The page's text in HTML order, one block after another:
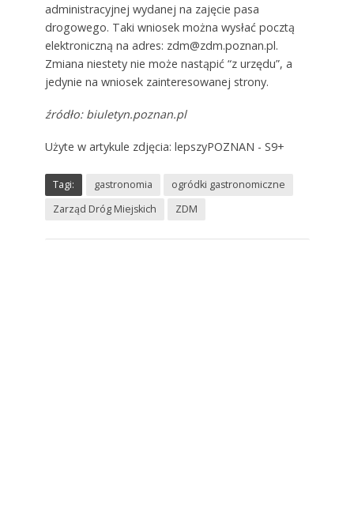
administracyjnej wydanej na zajęcie pasa
drogowego. Taki wniosek można wysłać pocztą
elektroniczną na adres: zdm@zdm.poznan.pl.
Zmiana niestety nie może nastąpić “z urzędu”, a
jedynie na wniosek zainteresowanej strony.
źródło: biuletyn.poznan.pl
Użyte w artykule zdjęcia: lepszyPOZNAN - S9+
Tagi: gastronomia
ogródki gastronomiczne
Zarząd Dróg Miejskich
ZDM